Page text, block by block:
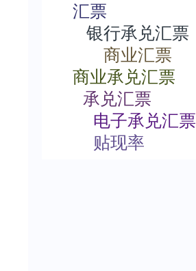
汇票
银行承兑汇票
商业汇票
商业承兑汇票
承兑汇票
电子承兑汇票
贴现率